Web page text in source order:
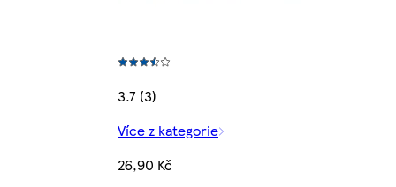
3.7 (3)
Více z kategorie
26,90 Kč